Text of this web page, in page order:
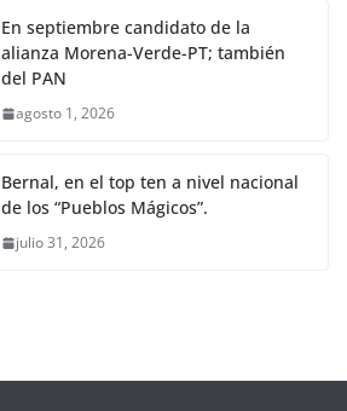
En septiembre candidato de la
alianza Morena-Verde-PT; también
del PAN
agosto 1, 2026
Bernal, en el top ten a nivel nacional
de los “Pueblos Mágicos”.
julio 31, 2026